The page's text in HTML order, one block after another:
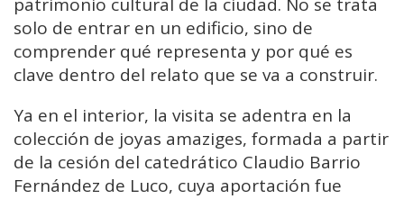
solo de entrar en un edificio, sino de
comprender qué representa y por qué es
clave dentro del relato que se va a construir.
Ya en el interior, la visita se adentra en la
colección de joyas amaziges, formada a partir
de la cesión del catedrático Claudio Barrio
Fernández de Luco, cuya aportación fue